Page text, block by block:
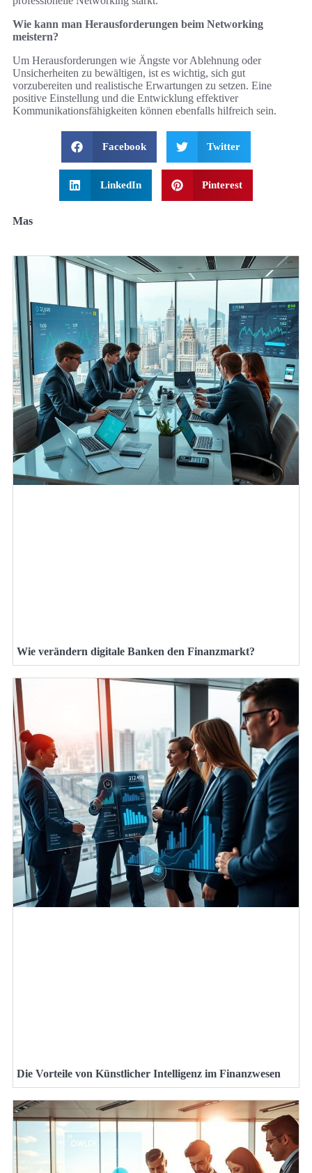
Wie kann man Herausforderungen beim Networking
meistern?
Um Herausforderungen wie Ängste vor Ablehnung oder
Unsicherheiten zu bewältigen, ist es wichtig, sich gut
vorzubereiten und realistische Erwartungen zu setzen. Eine
positive Einstellung und die Entwicklung effektiver
Kommunikationsfähigkeiten können ebenfalls hilfreich sein.
Facebook Twitter
LinkedIn Pinterest
Mas
Wie verändern digitale Banken den Finanzmarkt?
Die Vorteile von Künstlicher Intelligenz im Finanzwesen